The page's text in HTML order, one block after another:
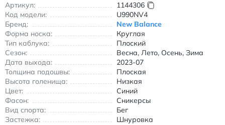
всех сезонов, а короткая высота голенища обеспечивает
свободу движений. Идеальны для прогулок по городу,
занятий спортом и повседневного использования. Нью Балэнс
990 V4 унисекс кроссовки морской синий с амортизацией и
поддержкой для повседневной носки.
Артикул:
1144306
Код модели:
U990NV4
Бренд:
New Balance
Форма носка:
Круглая
Тип каблука:
Плоский
Сезон:
Весна, Лето, Осень, Зима
Дата выхода:
2023-07
Толщина подошвы:
Плоская
Высота голенища:
Низкая
Цвет:
Синий
Фасон:
Сникерсы
Вид спорта:
Бег
Застежка:
Шнуровка